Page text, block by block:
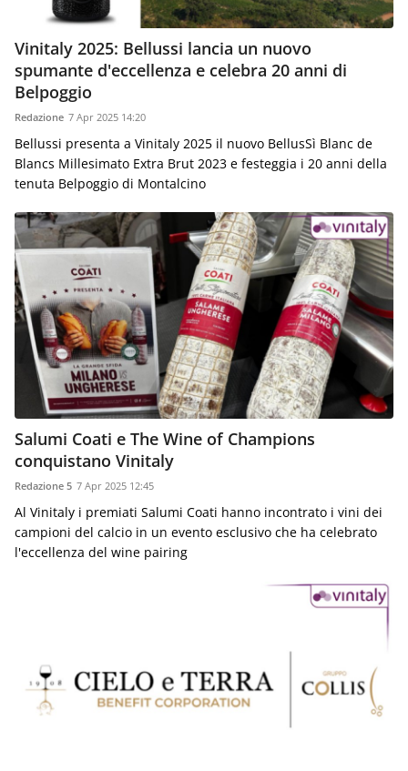
Vinitaly 2025: Bellussi lancia un nuovo
spumante d'eccellenza e celebra 20 anni di
Belpoggio
Redazione 7 Apr 2025 14:20
Bellussi presenta a Vinitaly 2025 il nuovo BellusSì Blanc de
Blancs Millesimato Extra Brut 2023 e festeggia i 20 anni della
tenuta Belpoggio di Montalcino
Salumi Coati e The Wine of Champions
conquistano Vinitaly
Redazione 5 7 Apr 2025 12:45
Al Vinitaly i premiati Salumi Coati hanno incontrato i vini dei
campioni del calcio in un evento esclusivo che ha celebrato
l'eccellenza del wine pairing